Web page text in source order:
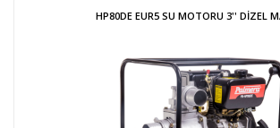
HP80DE EUR5 SU MOTORU 3'' DİZEL